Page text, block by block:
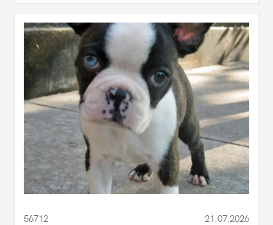
56712 21.07.2026